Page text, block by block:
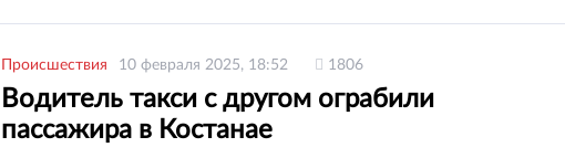
Происшествия 10 февраля 2025, 18:52 1806
Водитель такси с другом ограбили
пассажира в Костанае